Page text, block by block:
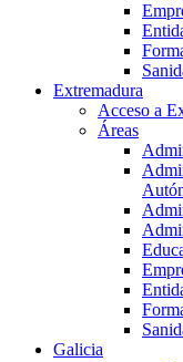
Extremadura
Acceso a
Áreas
Galicia